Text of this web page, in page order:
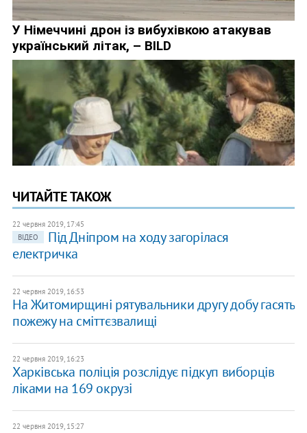
ЧИТАЙТЕ ТАКОЖ
22 червня 2019, 17:45
ВІДЕО
Під Дніпром на ходу загорілася
електричка
22 червня 2019, 16:53
На Житомирщині рятувальники другу добу гасять
пожежу на сміттєзвалищі
22 червня 2019, 16:23
Харківська поліція розслідує підкуп виборців
ліками на 169 окрузі
22 червня 2019, 15:27